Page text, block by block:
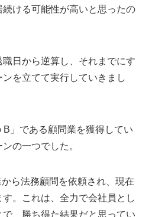
ける可能性が高いと思ったの
日から逆算し、それまでにす
を立てて実行していきまし
」である顧問業を獲得してい
の一つでした。
ら法務顧問を依頼され、現在
。これは、全力で会社員とし
、勝ち得た結果だと思ってい